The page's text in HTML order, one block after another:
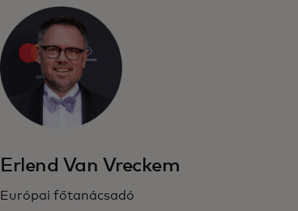
Erlend Van Vreckem
Európai főtanácsadó